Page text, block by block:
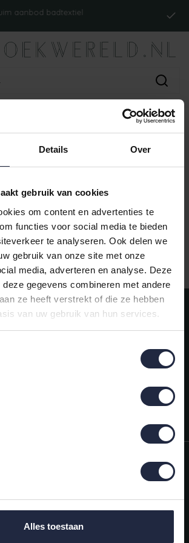
Details Over
gebruik van cookies
om content en advertenties te
functies voor social media te bieden
te analyseren. Ook delen we
gebruik van onze site met onze
media, adverteren en analyse. Deze
deze gegevens combineren met andere
ze heeft verstrekt of die ze hebben
van uw gebruik van hun services.
Alles toestaan
badtextiel
GETAGD MET
gevonden!
aanbod badtextiel
nieuwsbrief!
AANMELDEN